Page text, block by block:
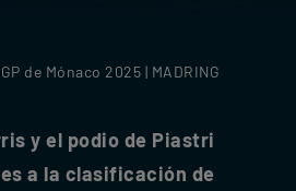
de Mónaco 2025 | MADRING
y el podio de Piastri
a la clasificación de